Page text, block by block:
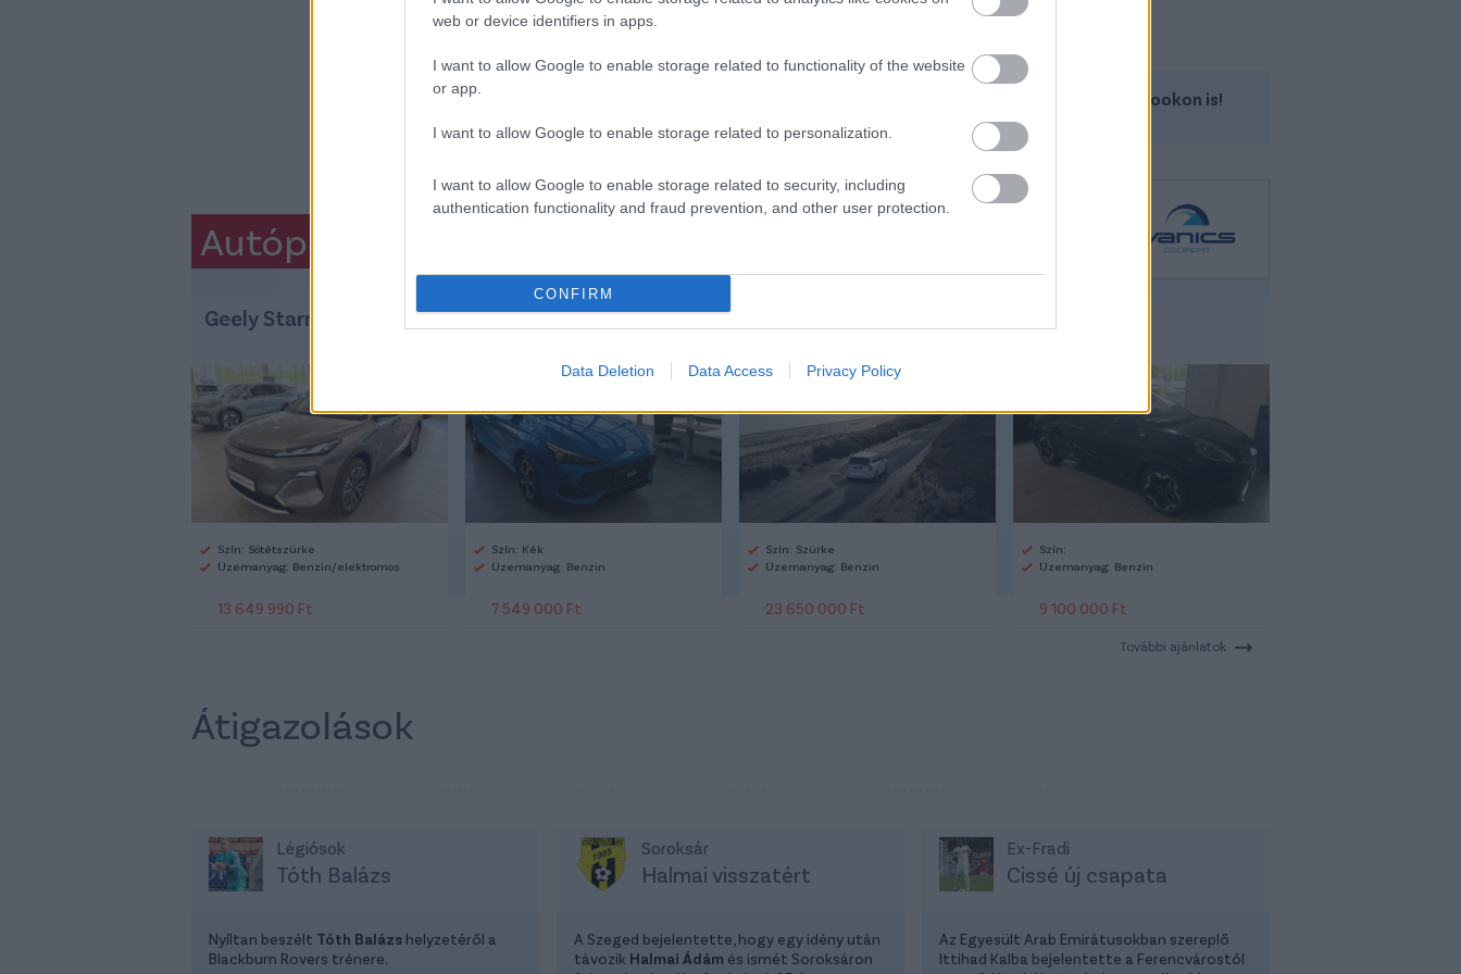
web or device identifiers in apps.
I want to allow Google to enable storage related to functionality of the website
or app.
I want to allow Google to enable storage related to personalization.
I want to allow Google to enable storage related to security, including
authentication functionality and fraud prevention, and other user protection.
CONFIRM
Data Deletion Data Access Privacy Policy
Kövess minket a Facebookon is!
Autópiac
Geely Starray Em-i
Szín: Sötétszürke
Üzemanyag: Benzin/elektromos
13 649 990 Ft
Mg Mg3
Szín: Kék
Üzemanyag: Benzin
7 549 000 Ft
Szín: Szürke
Üzemanyag: Benzin
23 650 000 Ft
Szín:
Üzemanyag: Benzin
9 100 000 Ft
További ajánlatok
Átigazolások
Légiósok
Tóth Balázs
Nyíltan beszélt Tóth Balázs helyzetéről a
Blackburn Rovers trénere.
Soroksár
Halmai visszatért
A Szeged bejelentette, hogy egy idény után
távozik Halmai Ádám és ismét Soroksáron
Ex-Fradi
Cissé új csapata
Az Egyesült Arab Emirátusokban szereplő
Ittihad Kalba bejelentette a Ferencvárostól